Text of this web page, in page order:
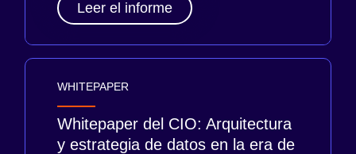
Leer el informe
WHITEPAPER
Whitepaper del CIO: Arquitectura
y estrategia de datos en la era de